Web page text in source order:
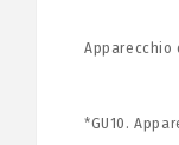
Apparecchio
*GU10.